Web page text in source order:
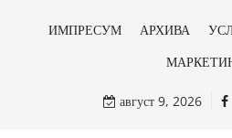
ИМПРЕСУМ АРХИВА
август 9, 2026